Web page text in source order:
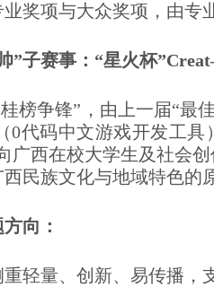
奖项与大众奖项 ，由专
”子赛事： “星火杯”Creat
榜争锋”， 由上一届“最
（0代码中文游戏开发工具
广西在校大学生及社会
民族文化与地域特色的
向：
重轻量、创新、易传播，